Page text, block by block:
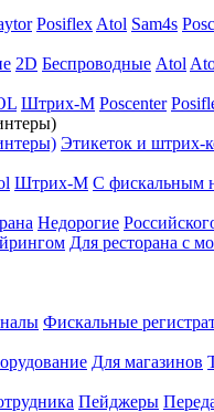
Posiflex Atol Sam4s
2D Беспроводные Atol
Штрих-М Poscenter
Этикеток и штрих-
Штрих-М С фискальным
Недорогие
Для ресторана с
Фискальные
Для магазинов
Пейджеры